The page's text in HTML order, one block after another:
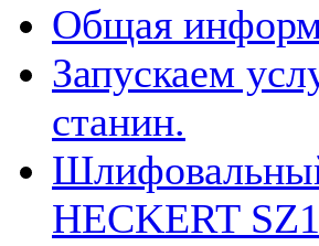
Общая
Запускаем
станин.
HECKERT